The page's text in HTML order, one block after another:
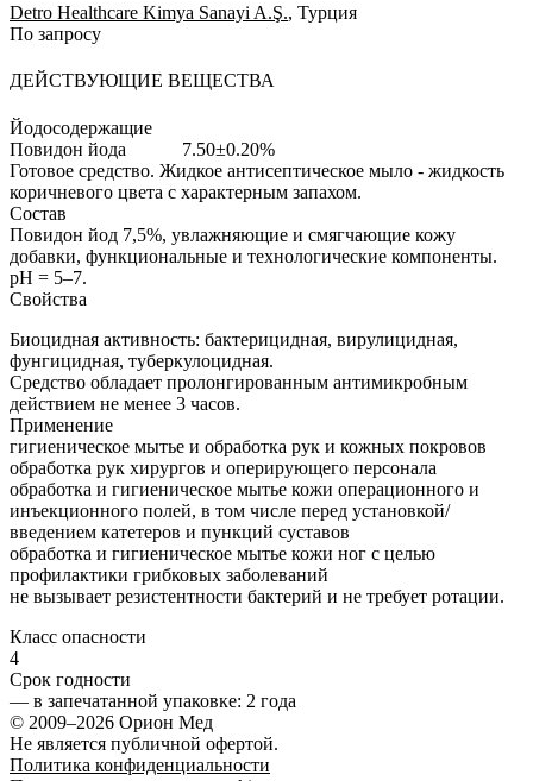
Detro Healthcare Kimya Sanayi A.Ş., Турция
ДЕЙСТВУЮЩИЕ ВЕЩЕСТВА
Йодосодержащие
Повидон йода
7.50±0.20%
Готовое средство. Жидкое антисептическое мыло - жидкость
коричневого цвета с характерным запахом.
Состав
Повидон йод 7,5%, увлажняющие и смягчающие кожу
добавки, функциональные и технологические компоненты.
pH = 5–7.
Свойства
Биоцидная активность: бактерицидная, вирулицидная,
фунгицидная, туберкулоцидная.
Средство обладает пролонгированным антимикробным
действием не менее 3 часов.
Применение
гигиеническое мытье и обработка рук и кожных покровов
обработка рук хирургов и оперирующего персонала
обработка и гигиеническое мытье кожи операционного и
инъекционного полей, в том числе перед установкой/
введением катетеров и пункций суставов
обработка и гигиеническое мытье кожи ног с целью
профилактики грибковых заболеваний
не вызывает резистентности бактерий и не требует ротации.
Класс опасности
4
Срок годности
— в запечатанной упаковке: 2 года
По запросу
© 2009–2026 Орион Мед
Не является публичной офертой.
Политика конфиденциальности